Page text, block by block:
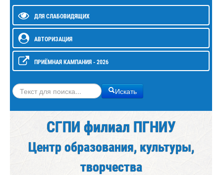
ДЛЯ СЛАБОВИДЯЩИХ
АВТОРИЗАЦИЯ
ПРИЁМНАЯ КАМПАНИЯ - 2026
Искать Искать
СГПИ филиал ПГНИУ
Центр образования, культуры,
творчества